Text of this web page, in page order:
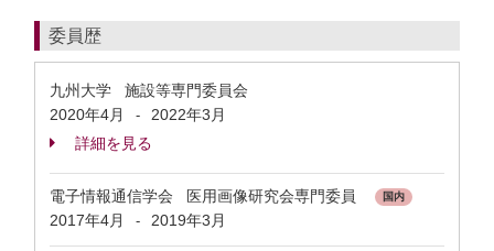
委員歴
九州大学 施設等専門委員会
2020年4月
-
2022年3月
詳細を見る
電子情報通信学会 医用画像研究会専門委員 国内
2017年4月 - 2019年3月